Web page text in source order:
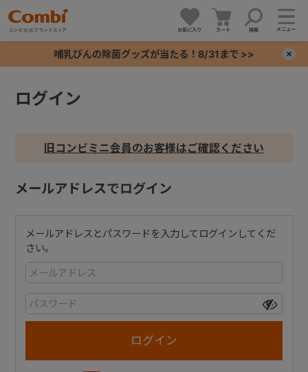
お気に入り カート 検索 メニュー
哺乳びんの除菌グッズが当たる！8/31まで >>
ログイン
旧コンビミニ会員のお客様はご確認ください
メールアドレスでログイン
メールアドレスとパスワードを入力してログインしてくだ
さい。